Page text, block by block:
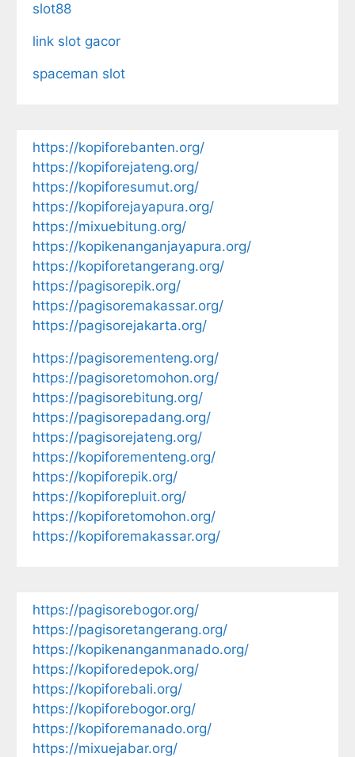
slot88
link slot gacor
spaceman slot
https://kopiforebanten.org/
https://kopiforejateng.org/
https://kopiforesumut.org/
https://kopiforejayapura.org/
https://mixuebitung.org/
https://kopikenanganjayapura.org/
https://kopiforetangerang.org/
https://pagisorepik.org/
https://pagisoremakassar.org/
https://pagisorejakarta.org/
https://pagisorementeng.org/
https://pagisoretomohon.org/
https://pagisorebitung.org/
https://pagisorepadang.org/
https://pagisorejateng.org/
https://kopiforementeng.org/
https://kopiforepik.org/
https://kopiforepluit.org/
https://kopiforetomohon.org/
https://kopiforemakassar.org/
https://pagisorebogor.org/
https://pagisoretangerang.org/
https://kopikenanganmanado.org/
https://kopiforedepok.org/
https://kopiforebali.org/
https://kopiforebogor.org/
https://kopiforemanado.org/
https://mixuejabar.org/